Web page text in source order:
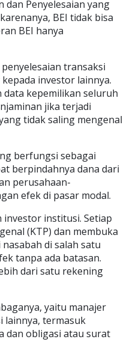
dan Penyelesaian yang
BEI tidak bisa
BEI hanya
transaksi
investor lainnya.
kepemilikan seluruh
jika terjadi
tidak saling mengenal
berfungsi sebagai
berpindahnya dana dari
perusahaan-
efek di pasar modal.
institusi. Setiap
(KTP) dan membuka
di salah satu
tanpa ada batasan.
dari satu rekening
yaitu manajer
lainnya, termasuk
dan obligasi atau surat